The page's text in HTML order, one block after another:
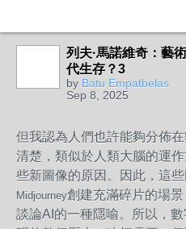
列夫·馬諾維奇：藝
代生存？3
by Batu Empatbelas
Sep 8, 2025
但我認為人們也許能夠分佈
清楚，類似於人類大腦的運
些新圖像的原因。因此，這
Midjourney創建充滿碎片的場
談論AI的一種隱喻。所以，